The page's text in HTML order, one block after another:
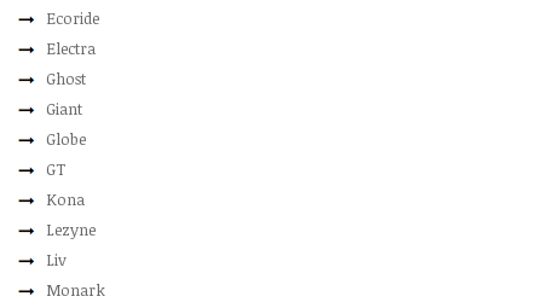
Ecoride
Electra
Ghost
Giant
Globe
GT
Kona
Lezyne
Liv
Monark